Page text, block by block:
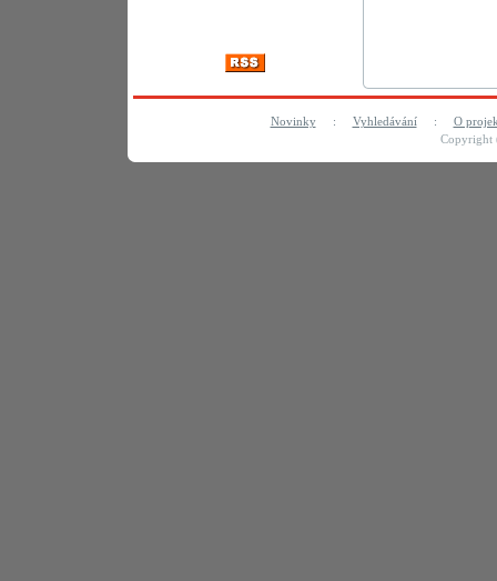
Novinky: Vyhledávání: O
Copyright